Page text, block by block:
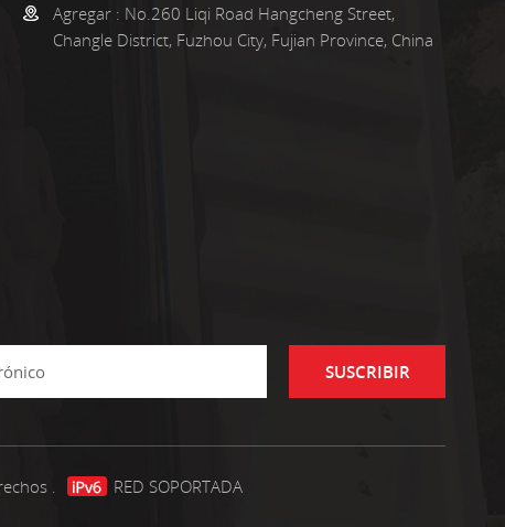
Agregar : No.260 Liqi Road Hangcheng Street,
Changle District, Fuzhou City, Fujian Province, China
SUSCRIBIR
.
RED SOPORTADA